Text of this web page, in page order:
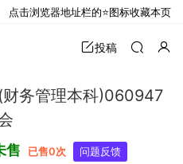
投稿
务管理本科)060947
售 已售0次
问题反馈
点击浏览器地址栏的⭐图标收藏本页